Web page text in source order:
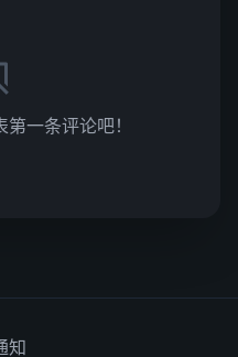
一条评论吧！
知